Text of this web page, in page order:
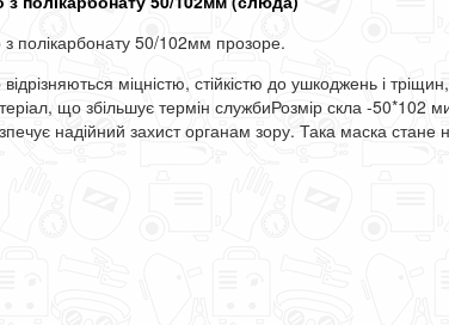
полікарбонату 50/102мм прозоре.
відрізняються міцністю, стійкістю до ушкоджень і тріщин,
, що збільшує термін службиРозмір скла -50*102
надійний захист органам зору. Така маска стане